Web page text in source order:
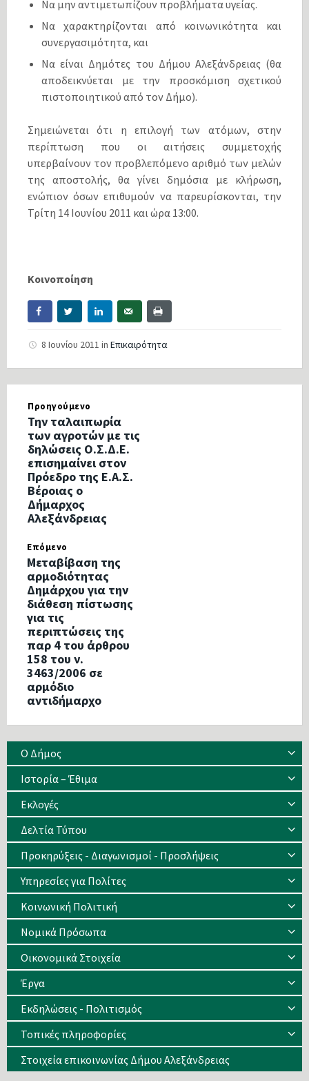
Να μην αντιμετωπίζουν προβλήματα υγείας.
Να χαρακτηρίζονται από κοινωνικότητα και
συνεργασιμότητα, και
Να είναι Δημότες του Δήμου Αλεξάνδρειας (θα
αποδεικνύεται με την προσκόμιση σχετικού
πιστοποιητικού από τον Δήμο).
Σημειώνεται ότι η επιλογή των ατόμων, στην
περίπτωση που οι αιτήσεις συμμετοχής
υπερβαίνουν τον προβλεπόμενο αριθμό των μελών
της αποστολής, θα γίνει δημόσια με κλήρωση,
ενώπιον όσων επιθυμούν να παρευρίσκονται, την
Τρίτη 14 Ιουνίου 2011 και ώρα 13:00.
Κοινοποίηση
8 Ιουνίου 2011 in Επικαιρότητα
Προηγούμενο
Την ταλαιπωρία
των αγροτών με τις
δηλώσεις Ο.Σ.Δ.Ε.
επισημαίνει στον
Πρόεδρο της Ε.Α.Σ.
Βέροιας ο
Δήμαρχος
Αλεξάνδρειας
Επόμενο
Μεταβίβαση της
αρμοδιότητας
Δημάρχου για την
διάθεση πίστωσης
για τις
περιπτώσεις της
παρ 4 του άρθρου
158 του ν.
3463/2006 σε
αρμόδιο
αντιδήμαρχο
Ο Δήμος
Ιστορία – Έθιμα
Eκλογές
Δελτία Τύπου
Προκηρύξεις - Διαγωνισμοί - Προσλήψεις
Υπηρεσίες για Πολίτες
Κοινωνική Πολιτική
Νομικά Πρόσωπα
Οικονομικά Στοιχεία
Έργα
Εκδηλώσεις - Πολιτισμός
Τοπικές πληροφορίες
Στοιχεία επικοινωνίας Δήμου Αλεξάνδρειας